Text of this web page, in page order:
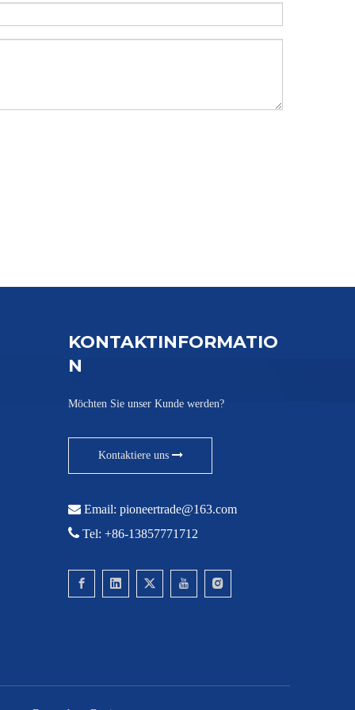
KONTAKTINFORMATIO
N
Möchten Sie unser Kunde werden?
Kontaktiere uns
 Email: pioneertrade@163.com
 Tel: +86-13857771712